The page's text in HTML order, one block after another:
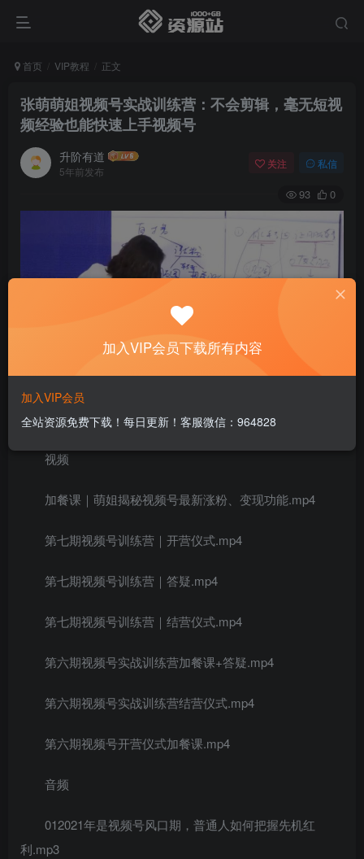
首页 VIP教程 正文
张萌萌姐视频号实战训练营：不会剪辑，毫无短视
频经验也能快速上手视频号
升阶有道
5年前发布
关注 私信
93 0
课程目录：
视频
加餐课｜萌姐揭秘视频号最新涨粉、变现功能.mp4
第七期视频号训练营｜开营仪式.mp4
第七期视频号训练营｜答疑.mp4
第七期视频号训练营｜结营仪式.mp4
第六期视频号实战训练营加餐课+答疑.mp4
第六期视频号实战训练营结营仪式.mp4
第六期视频号开营仪式加餐课.mp4
音频
012021年是视频号风口期，普通人如何把握先机红
利.mp3
加入VIP会员下载所有内容
加入VIP会员
全站资源免费下载！每日更新！客服微信：964828